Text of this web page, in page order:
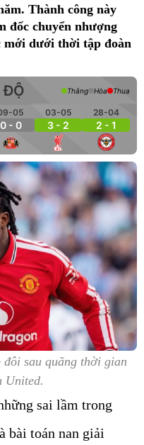
Thành công này
đốc chuyển nhượng
dưới thời tập đoàn
ĐỘ
05
0 - 0
03-05
3 - 2
28-04
2 - 1
Thắng Hòa Thua
sau quãng thời gian
United.
sai lầm trong
bài toán nan giải